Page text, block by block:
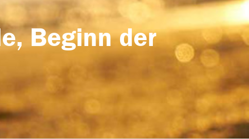
Beginn der